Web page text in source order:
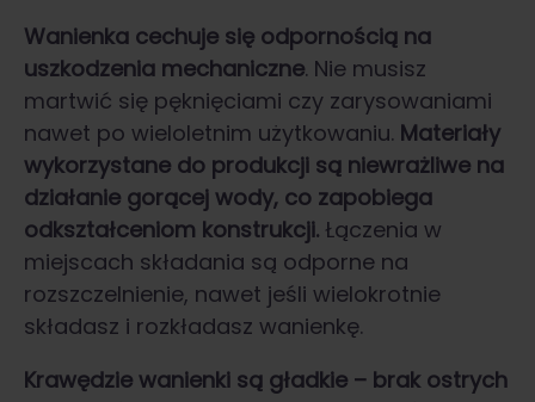
Wanienka cechuje się odpornością na
uszkodzenia mechaniczne. Nie musisz
martwić się pęknięciami czy zarysowaniami
nawet po wieloletnim użytkowaniu. Materiały
wykorzystane do produkcji są niewrażliwe na
działanie gorącej wody, co zapobiega
odkształceniom konstrukcji. Łączenia w
miejscach składania są odporne na
rozszczelnienie, nawet jeśli wielokrotnie
składasz i rozkładasz wanienkę.
Krawędzie wanienki są gładkie – brak ostrych